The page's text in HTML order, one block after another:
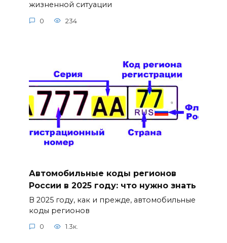
жизненной ситуации
0 234
Автомобильные коды регионов
России в 2025 году: что нужно знать
В 2025 году, как и прежде, автомобильные
коды регионов
0 1.3к.